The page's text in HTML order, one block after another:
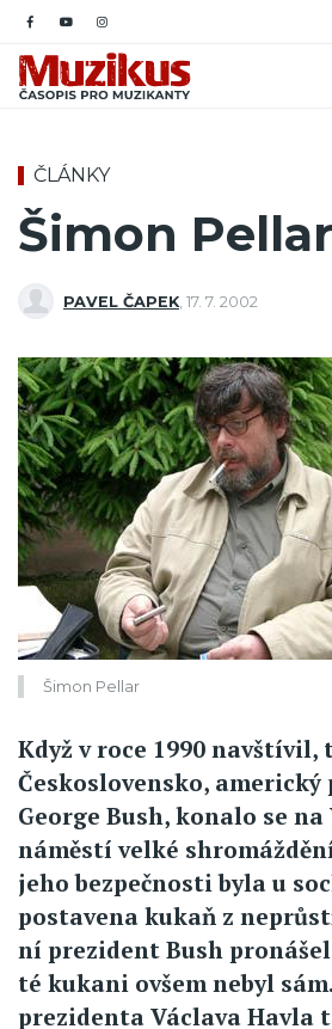
ČLÁNKY
Šimon Pellar
PAVEL ČAPEK 17. 7. 2002
Šimon Pellar
Když v roce 1990 navštívil,
Československo,
George Bush, konalo se na
náměstí velké
jeho bezpečnosti byla u
postavena kukaň z
ní prezident Bush
té kukani ovšem nebyl
prezidenta Václava Havla